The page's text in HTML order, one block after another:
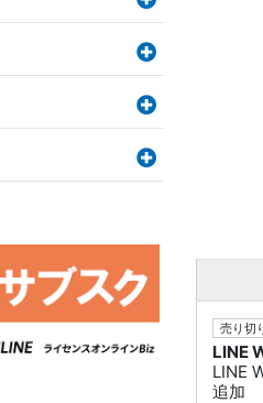
売り切
LINE
LINE
追加